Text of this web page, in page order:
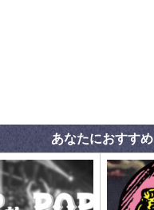
あなたにおすすめ